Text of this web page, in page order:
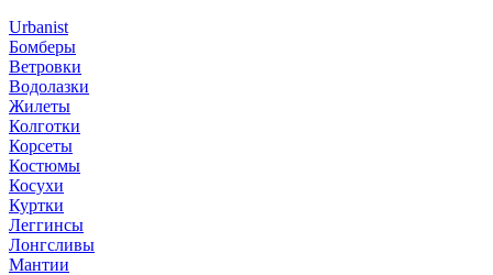
Urbanist
Бомберы
Ветровки
Водолазки
Жилеты
Колготки
Корсеты
Костюмы
Косухи
Куртки
Леггинсы
Лонгсливы
Мантии